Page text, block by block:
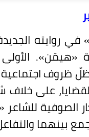
في روايته
«هيمَن».
اجتماعية
على
الصوفية
بينهما